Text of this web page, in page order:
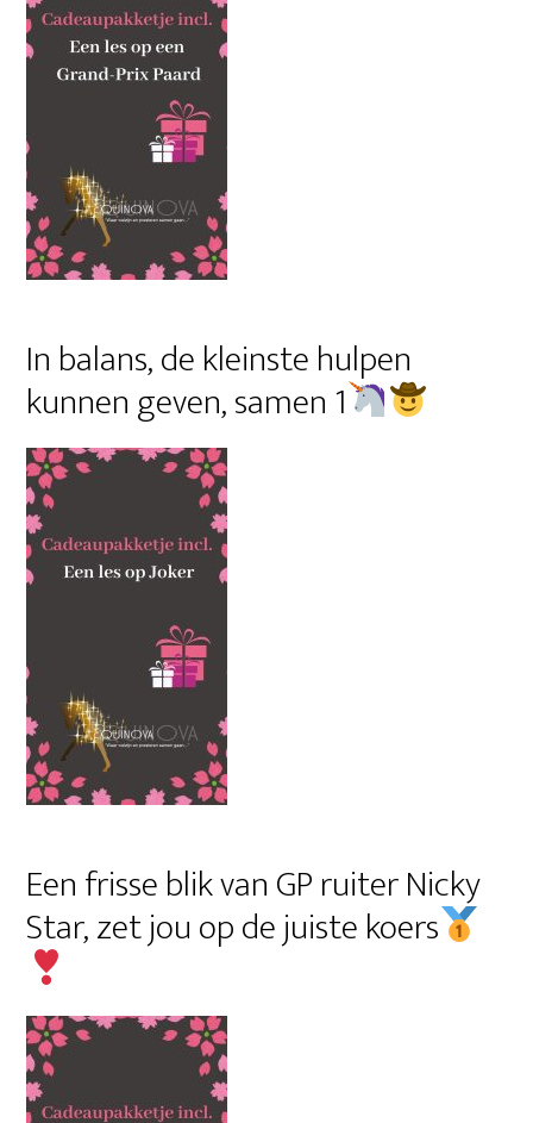
In balans, de kleinste hulpen
kunnen geven, samen 1
Een frisse blik van GP ruiter Nicky
Star, zet jou op de juiste koers